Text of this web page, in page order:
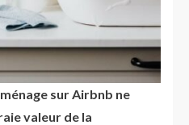
sur Airbnb ne
valeur de la